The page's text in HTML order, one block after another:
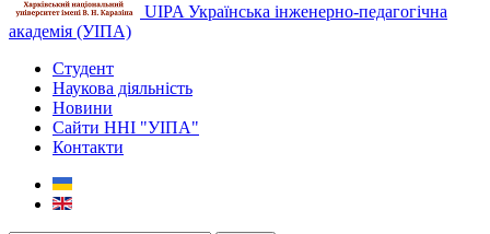
UIPA Українська інженерно-педагогічна
академія (УІПА)
Студент
Наукова діяльність
Новини
Сайти ННІ "УІПА"
Контакти